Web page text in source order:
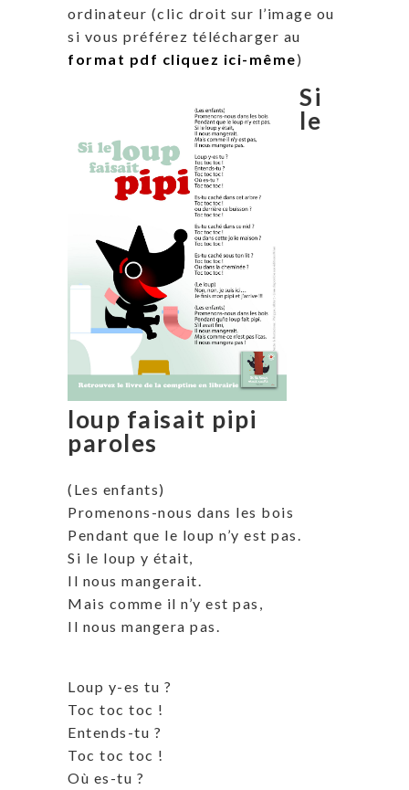
ordinateur (clic droit sur l’image ou
si vous préférez télécharger au
format pdf cliquez ici-même)
Si
le
loup faisait pipi
paroles
(Les enfants)
Promenons-nous dans les bois
Pendant que le loup n’y est pas.
Si le loup y était,
Il nous mangerait.
Mais comme il n’y est pas,
Il nous mangera pas.
Loup y-es tu ?
Toc toc toc !
Entends-tu ?
Toc toc toc !
Où es-tu ?